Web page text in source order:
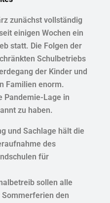
zunächst vollständig
einigen Wochen ein
statt. Die Folgen der
Schulbetriebs
der Kinder und
Familien enorm.
Pandemie-Lage in
zu haben.
und Sachlage hält die
des
für
sollen alle
Sommerferien den